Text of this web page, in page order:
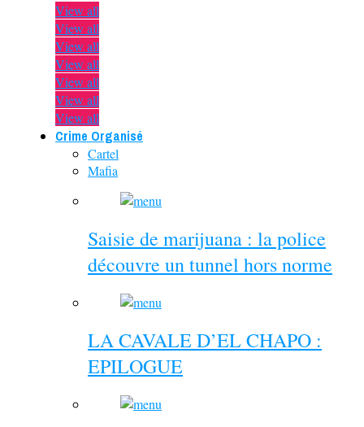
View all
View all
View all
View all
View all
View all
View all
Crime Organisé
Cartel
Mafia
Saisie de marijuana : la police
découvre un tunnel hors norme
LA CAVALE D’EL CHAPO :
EPILOGUE